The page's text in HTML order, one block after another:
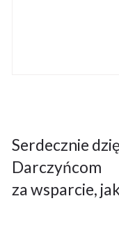
Serdecznie
Darczyńcom
za wsparcie,